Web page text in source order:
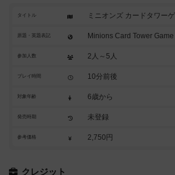
タイトル ミニオンズ カードタワー
原題・英題表記 Minions Card Tower Game
参加人数 2人～5人
プレイ時間 10分前後
対象年齢 6歳から
発売時期 未登録
参考価格 2,750円
クレジット